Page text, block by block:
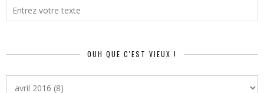
OUH QUE C'EST VIEUX !